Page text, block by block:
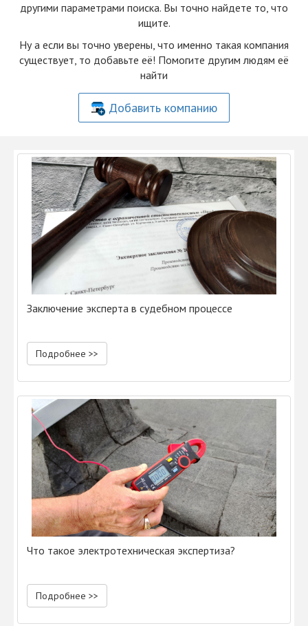
другими параметрами поиска. Вы точно найдете то, что
ищите.
Ну а если вы точно уверены, что именно такая компания
существует, то добавьте её! Помогите другим людям её
найти
Добавить компанию
Заключение эксперта в судебном процессе
Подробнее >>
Что такое электротехническая экспертиза?
Подробнее >>